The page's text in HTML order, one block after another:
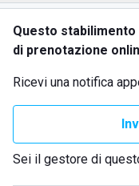
Questo
di prenotazione
Ricevi una notifica
Sei il gestore di